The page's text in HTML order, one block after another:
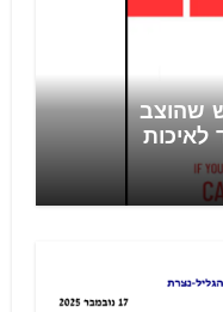
שהוצב
לאיכות